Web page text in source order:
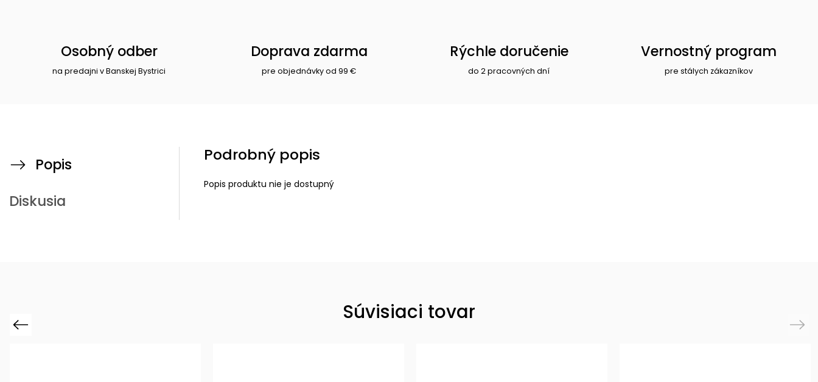
Osobný odber
na predajni v Banskej Bystrici
Doprava zdarma
pre objednávky od 99 €
Rýchle doručenie
do 2 pracovných dní
Vernostný program
pre stálych zákazníkov
Popis
Diskusia
Podrobný popis
Popis produktu nie je dostupný
Súvisiaci tovar
Previous Next